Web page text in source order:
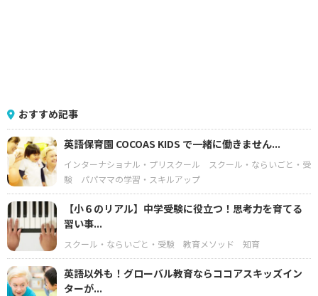
おすすめ記事
英語保育園 COCOAS KIDS で一緒に働きません...
インターナショナル・プリスクール
スクール・ならいごと・受
験
パパママの学習・スキルアップ
【小６のリアル】中学受験に役立つ！思考力を育てる
習い事...
スクール・ならいごと・受験 教育メソッド 知育
英語以外も！グローバル教育ならココアスキッズイン
ターが...